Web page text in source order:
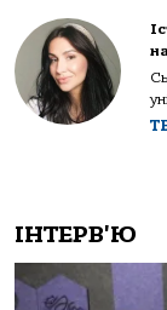
ІНТЕРВ'Ю